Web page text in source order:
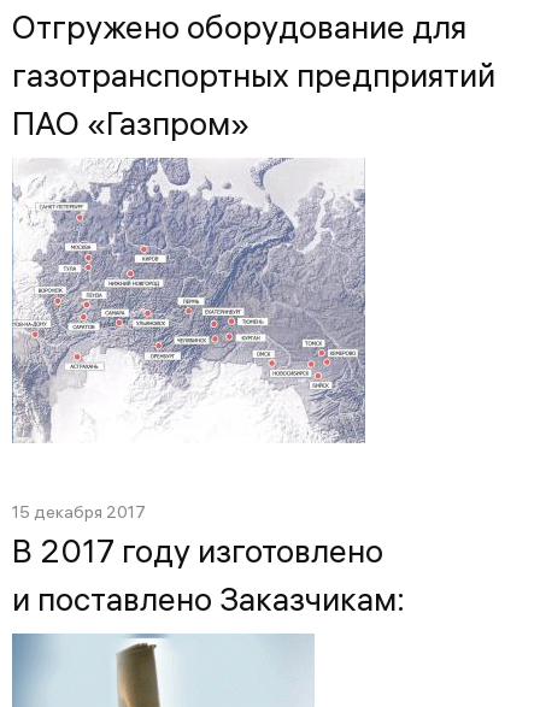
Отгружено оборудование для
газотранспортных предприятий
ПАО «Газпром»
15 декабря 2017
В 2017 году изготовлено
и поставлено Заказчикам: